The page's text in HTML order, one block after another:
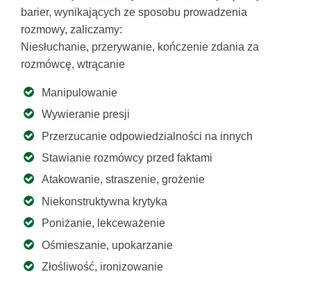
barier, wynikających ze sposobu prowadzenia
rozmowy, zaliczamy:
Niesłuchanie, przerywanie, kończenie zdania za
rozmówcę, wtrącanie
Manipulowanie
Wywieranie presji
Przerzucanie odpowiedzialności na innych
Stawianie rozmówcy przed faktami
Atakowanie, straszenie, grożenie
Niekonstruktywna krytyka
Poniżanie, lekceważenie
Ośmieszanie, upokarzanie
Złośliwość, ironizowanie